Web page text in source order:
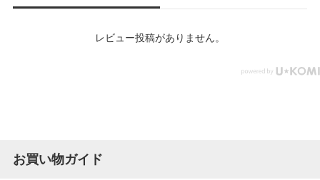
レビュー投稿がありません。
お買い物ガイド